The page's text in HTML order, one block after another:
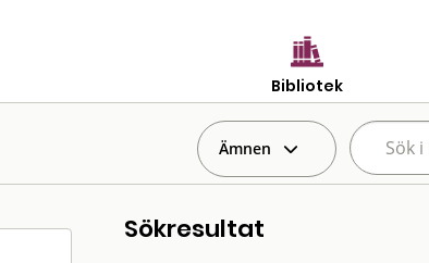
Bibliotek
Ämnen
Sökresultat